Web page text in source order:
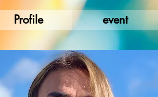
Profile event